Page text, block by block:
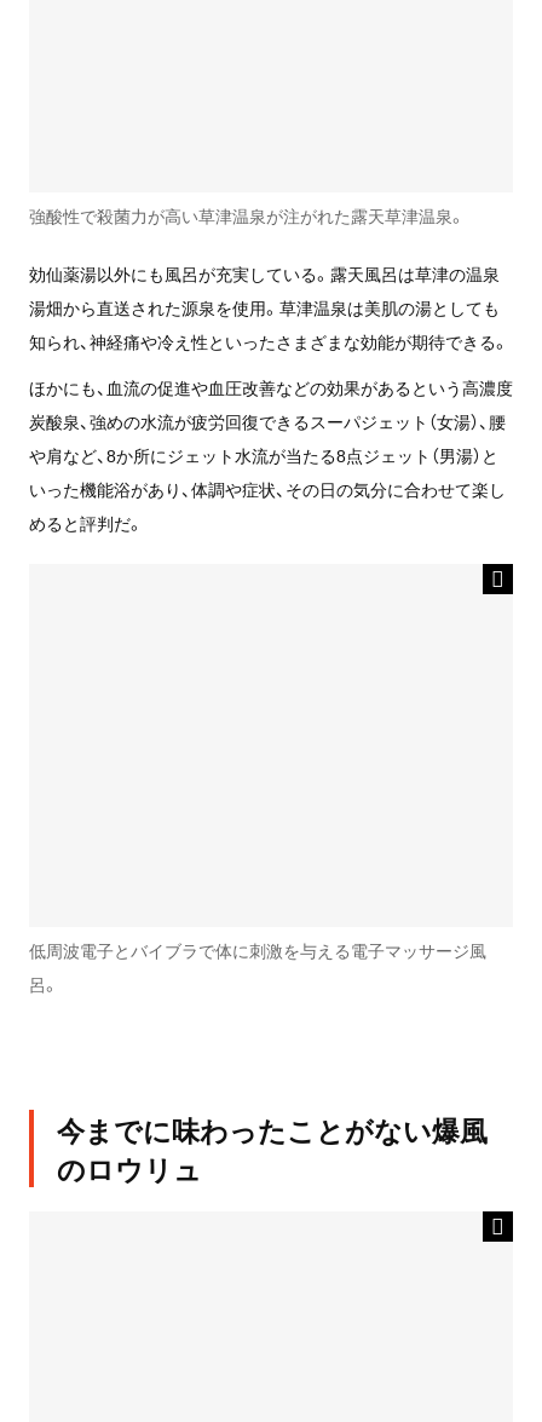
強酸性で殺菌力が高い草津温泉が注がれた露天草津温泉。
効仙薬湯以外にも風呂が充実している。露天風呂は草津の温泉
湯畑から直送された源泉を使用。草津温泉は美肌の湯としても
知られ、神経痛や冷え性といったさまざまな効能が期待できる。
ほかにも、血流の促進や血圧改善などの効果があるという高濃度
炭酸泉、強めの水流が疲労回復できるスーパジェット（女湯）、腰
や肩など、8か所にジェット水流が当たる8点ジェット（男湯）と
いった機能浴があり、体調や症状、その日の気分に合わせて楽し
めると評判だ。
低周波電子とバイブラで体に刺激を与える電子マッサージ風
呂。
今までに味わったことがない爆風
のロウリュ